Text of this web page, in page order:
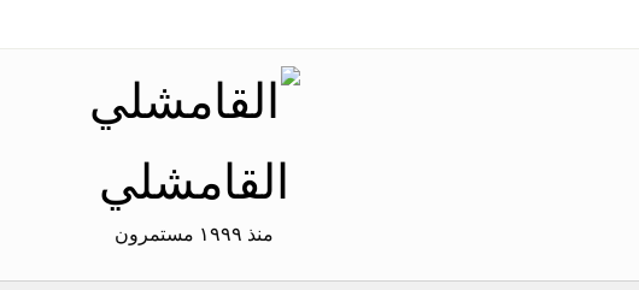
القامشلي
منذ ١٩٩٩ مستمرون